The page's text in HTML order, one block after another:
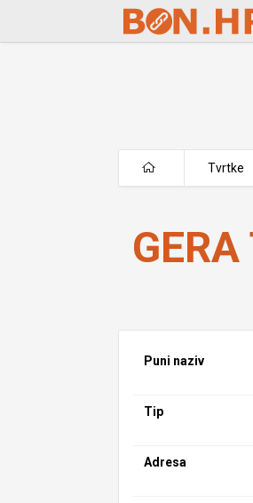
Skip to Main Content
Tvrtke
GERA
Puni naziv
Tip
Adresa